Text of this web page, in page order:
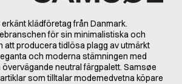
klädföretag från Danmark.
för sin minimalistiska och
att producera tidlösa plagg av utmärkt
och moderna stämningen med
neutral färgpalett. Samsøe
som tilltalar modemedvetna köpare